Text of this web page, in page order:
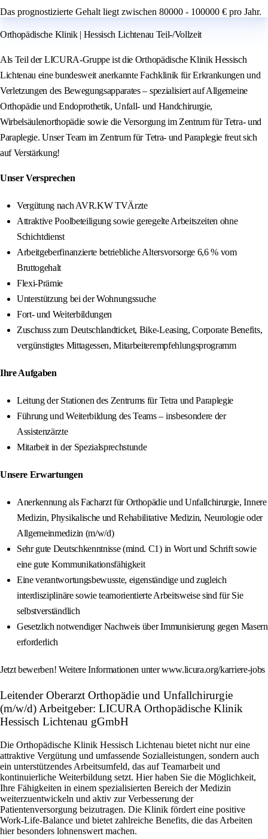
Das prognostizierte Gehalt liegt zwischen 80000 - 100000 € pro Jahr.
Orthopädische Klinik | Hessisch Lichtenau Teil-/Vollzeit
Als Teil der LICURA-Gruppe ist die Orthopädische Klinik Hessisch
Lichtenau eine bundesweit anerkannte Fachklinik für Erkrankungen und
Verletzungen des Bewegungsapparates – spezialisiert auf Allgemeine
Orthopädie und Endoprothetik, Unfall- und Handchirurgie,
Wirbelsäulenorthopädie sowie die Versorgung im Zentrum für Tetra- und
Paraplegie. Unser Team im Zentrum für Tetra- und Paraplegie freut sich
auf Verstärkung!
Unser Versprechen
Vergütung nach AVR.KW TVÄrzte
Attraktive Poolbeteiligung sowie geregelte Arbeitszeiten ohne
Schichtdienst
Arbeitgeberfinanzierte betriebliche Altersvorsorge 6,6 % vom
Bruttogehalt
Flexi-Prämie
Unterstützung bei der Wohnungssuche
Fort- und Weiterbildungen
Zuschuss zum Deutschlandticket, Bike‑Leasing, Corporate Benefits,
vergünstigtes Mittagessen, Mitarbeiterempfehlungsprogramm
Ihre Aufgaben
Leitung der Stationen des Zentrums für Tetra und Paraplegie
Führung und Weiterbildung des Teams – insbesondere der
Assistenzärzte
Mitarbeit in der Spezialsprechstunde
Unsere Erwartungen
Anerkennung als Facharzt für Orthopädie und Unfallchirurgie, Innere
Medizin, Physikalische und Rehabilitative Medizin, Neurologie oder
Allgemeinmedizin (m/w/d)
Sehr gute Deutschkenntnisse (mind. C1) in Wort und Schrift sowie
eine gute Kommunikationsfähigkeit
Eine verantwortungsbewusste, eigenständige und zugleich
interdisziplinäre sowie teamorientierte Arbeitsweise sind für Sie
selbstverständlich
Gesetzlich notwendiger Nachweis über Immunisierung gegen Masern
erforderlich
Jetzt bewerben! Weitere Informationen unter www.licura.org/karriere-jobs
Leitender Oberarzt Orthopädie und Unfallchirurgie
(m/w/d) Arbeitgeber: LICURA Orthopädische Klinik
Hessisch Lichtenau gGmbH
Die Orthopädische Klinik Hessisch Lichtenau bietet nicht nur eine
attraktive Vergütung und umfassende Sozialleistungen, sondern auch
ein unterstützendes Arbeitsumfeld, das auf Teamarbeit und
kontinuierliche Weiterbildung setzt. Hier haben Sie die Möglichkeit,
Ihre Fähigkeiten in einem spezialisierten Bereich der Medizin
weiterzuentwickeln und aktiv zur Verbesserung der
Patientenversorgung beizutragen. Die Klinik fördert eine positive
Work-Life-Balance und bietet zahlreiche Benefits, die das Arbeiten
hier besonders lohnenswert machen.